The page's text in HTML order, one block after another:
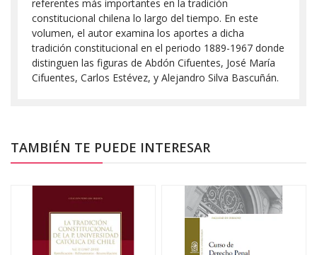
referentes más importantes en la tradición
constitucional chilena lo largo del tiempo. En este
volumen, el autor examina los aportes a dicha
tradición constitucional en el periodo 1889-1967 donde
distinguen las figuras de Abdón Cifuentes, José María
Cifuentes, Carlos Estévez, y Alejandro Silva Bascuñán.
TAMBIÉN TE PUEDE INTERESAR